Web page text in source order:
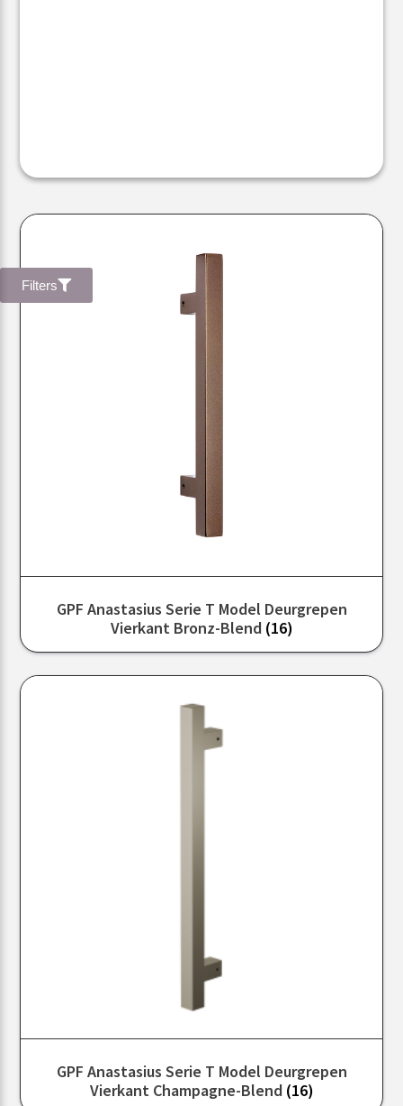
Filters
GPF Anastasius Serie T Model Deurgrepen
Vierkant Bronz-Blend (16)
GPF Anastasius Serie T Model Deurgrepen
Vierkant Champagne-Blend (16)